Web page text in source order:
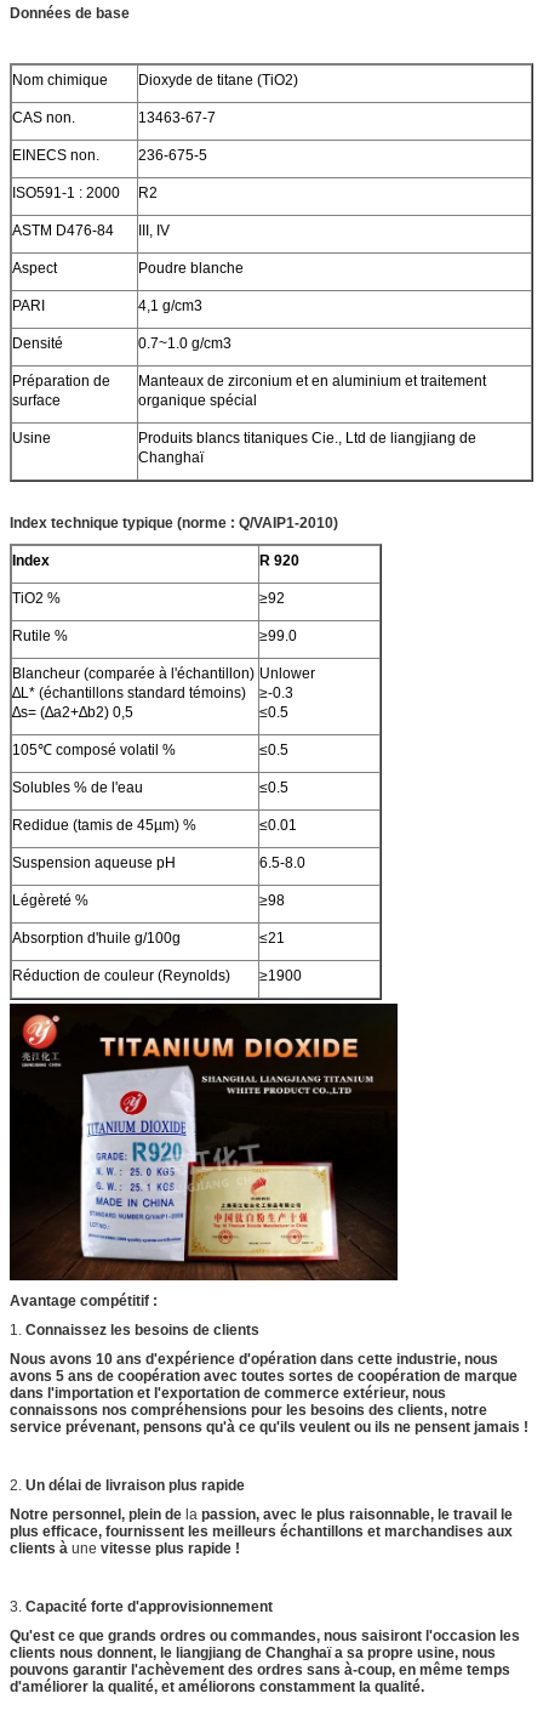
Données de base
Nom chimique Dioxyde de titane (TiO2)
CAS non. 13463-67-7
EINECS non. 236-675-5
ISO591-1 : 2000 R2
ASTM D476-84 III, IV
Aspect Poudre blanche
PARI 4,1 g/cm3
Densité 0.7~1.0 g/cm3
Préparation de
surface
Manteaux de zirconium et en aluminium et traitement
organique spécial
Usine
Produits blancs titaniques Cie., Ltd de liangjiang de
Changhaï
Index technique typique (norme : Q/VAIP1-2010)
Index R 920
TiO2 % ≥92
Rutile % ≥99.0
Blancheur (comparée à l'échantillon)
∆L* (échantillons standard témoins)
∆s= (∆a2+∆b2) 0,5
Unlower
≥-0.3
≤0.5
105℃ composé volatil % ≤0.5
Solubles % de l'eau ≤0.5
Redidue (tamis de 45µm) % ≤0.01
Suspension aqueuse pH 6.5-8.0
Légèreté % ≥98
Absorption d'huile g/100g ≤21
Réduction de couleur (Reynolds) ≥1900
Avantage compétitif :
1. Connaissez les besoins de clients
Nous avons 10 ans d'expérience d'opération dans cette industrie, nous
avons 5 ans de coopération avec toutes sortes de coopération de marque
dans l'importation et l'exportation de commerce extérieur, nous
connaissons nos compréhensions pour les besoins des clients, notre
service prévenant, pensons qu'à ce qu'ils veulent ou ils ne pensent jamais !
2. Un délai de livraison plus rapide
Notre personnel, plein de la passion, avec le plus raisonnable, le travail le
plus efficace, fournissent les meilleurs échantillons et marchandises aux
clients à une vitesse plus rapide !
3. Capacité forte d'approvisionnement
Qu'est ce que grands ordres ou commandes, nous saisiront l'occasion les
clients nous donnent, le liangjiang de Changhaï a sa propre usine, nous
pouvons garantir l'achèvement des ordres sans à-coup, en même temps
d'améliorer la qualité, et améliorons constamment la qualité.